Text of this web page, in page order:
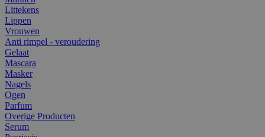
Littekens
Lippen
Vrouwen
Anti rimpel - veroudering
Gelaat
Mascara
Masker
Nagels
Ogen
Parfum
Overige Producten
Serum